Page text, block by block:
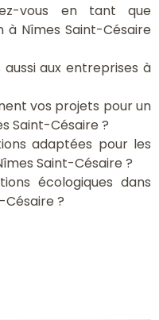
vous en tant que
Nîmes Saint-Césaire
aux entreprises à
vos projets pour un
Saint-Césaire ?
adaptées pour les
Saint-Césaire ?
écologiques dans
?